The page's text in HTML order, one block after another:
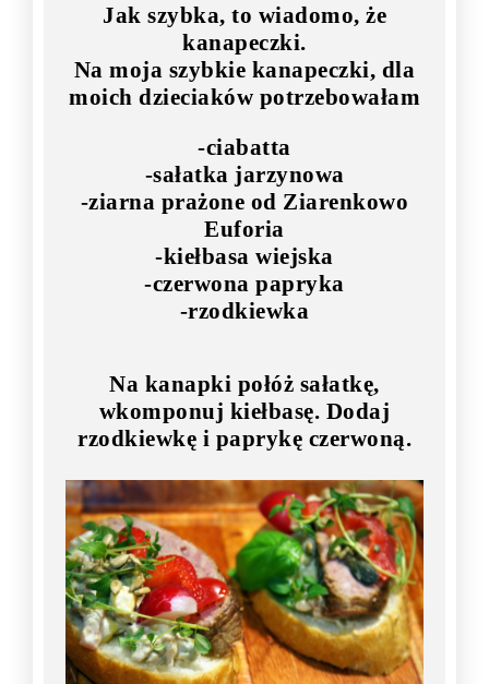
Jak szybka, to wiadomo, że
kanapeczki.
Na moja szybkie kanapeczki, dla
moich dzieciaków potrzebowałam
-ciabatta
-sałatka jarzynowa
-ziarna prażone od Ziarenkowo
Euforia
-kiełbasa wiejska
-czerwona papryka
-rzodkiewka
Na kanapki połóż sałatkę,
wkomponuj kiełbasę. Dodaj
rzodkiewkę i paprykę czerwoną.